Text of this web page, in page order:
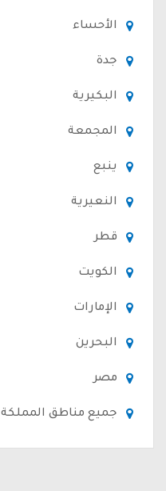
الأحساء
جدة
البكيرية
المجمعة
ينبع
النعيرية
قطر
الكويت
الإمارات
البحرين
مصر
جميع مناطق المملكة